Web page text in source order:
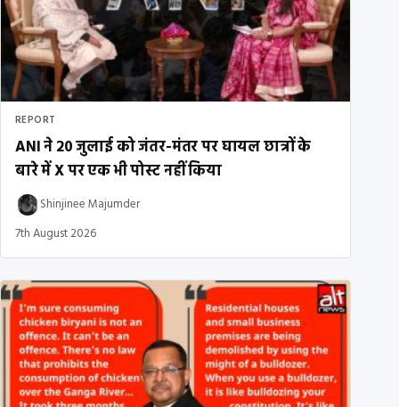
REPORT
ANI ने 20 जुलाई को जंतर-मंतर पर घायल छात्रों के
बारे में X पर एक भी पोस्ट नहीं किया
Shinjinee Majumder
7th August 2026